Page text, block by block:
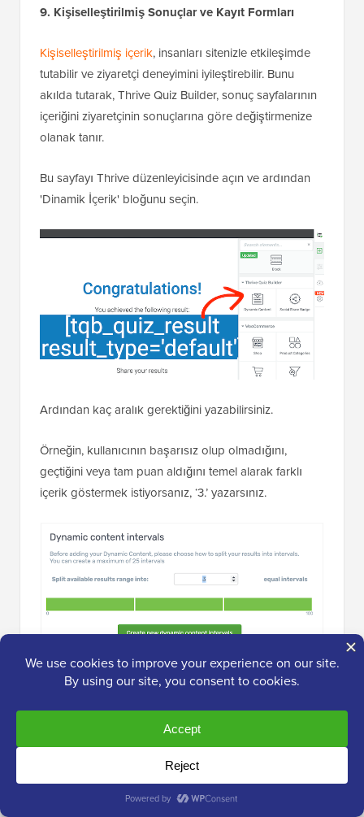
9. Kişiselleştirilmiş Sonuçlar ve Kayıt Formları
Kişiselleştirilmiş içerik, insanları sitenizle etkileşimde
tutabilir ve ziyaretçi deneyimini iyileştirebilir. Bunu
akılda tutarak, Thrive Quiz Builder, sonuç sayfalarının
içeriğini ziyaretçinin sonuçlarına göre değiştirmenize
olanak tanır.
Bu sayfayı Thrive düzenleyicisinde açın ve ardından
'Dinamik İçerik' bloğunu seçin.
Ardından kaç aralık gerektiğini yazabilirsiniz.
Örneğin, kullanıcının başarısız olup olmadığını,
geçtiğini veya tam puan aldığını temel alarak farklı
içerik göstermek istiyorsanız, ‘3.’ yazarsınız.
Seçiminizi yaptıktan sonra, Thrive Quiz Builder
sayfanın altında bir çubuk gösterecektir.
Her bölüm farklı bir aralığı temsil eder.